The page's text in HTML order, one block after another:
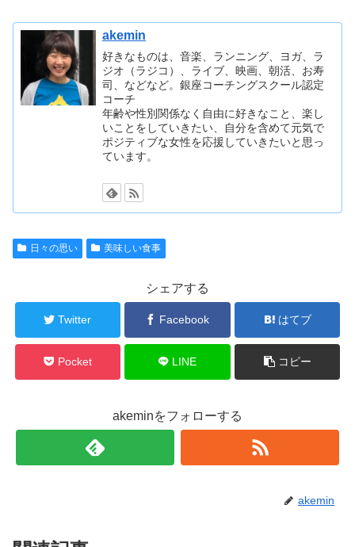
akemin
好きなものは、音楽、ランニング、ヨガ、ラ
ジオ（ラジコ）、ライブ、映画、朝活、お寿
司、などなど。銀座コーチングスクール認定
コーチ
年齢や性別関係なく自由に好きなこと、楽し
いことをしていきたい、自分を含めて元気で
ポジティブな女性を応援していきたいと思っ
ています。
日々の思い 美味しい食事
シェアする
Twitter Facebook はてブ
Pocket LINE コピー
akeminをフォローする
akemin